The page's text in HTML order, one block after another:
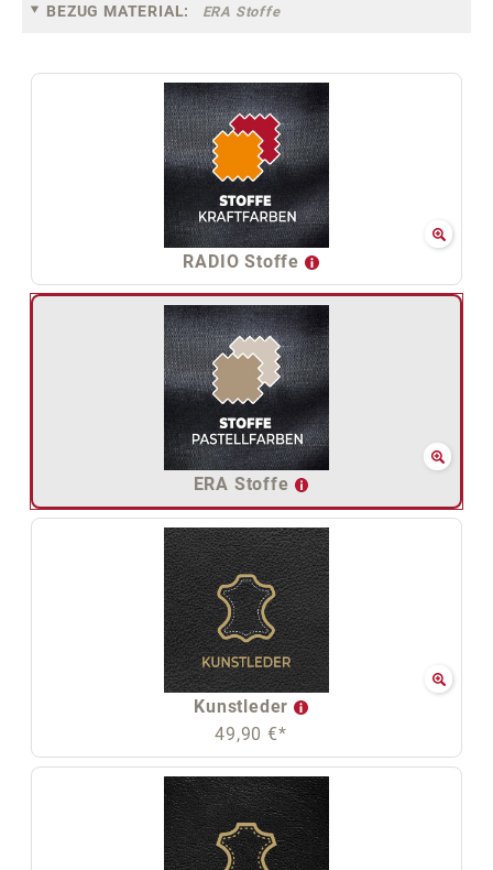
BEZUG MATERIAL: ERA Stoffe
RADIO Stoffe
ERA Stoffe
Kunstleder
49,90 €*